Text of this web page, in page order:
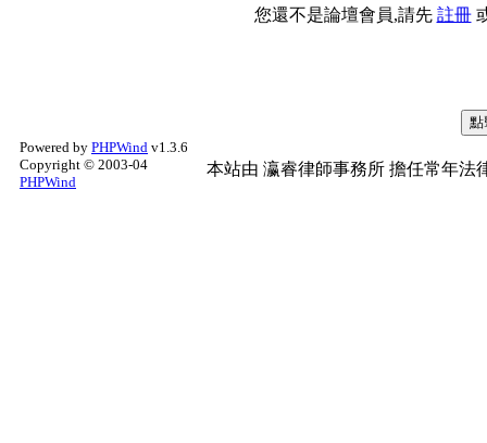
您還不是論壇會員,請先 註冊
Powered by PHPWind v1.3.6
Copyright © 2003-04
PHPWind
本站由 瀛睿律師事務所 擔任常年法